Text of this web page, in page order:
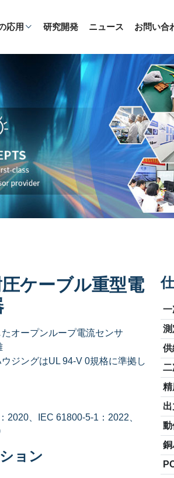
応用 研究開発 ニュース お問い合
ケーブル重型電
オープンループ電流センサ
ジングはUL 94-V 0規格に準拠し
2020、IEC 61800-5-1：2022、
ョン
一
測
供
二
精
動
銅